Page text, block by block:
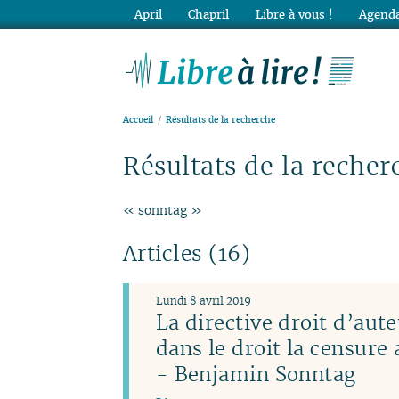
Accueil Résultats de la recherche
Résultats de la
« sonntag »
Articles (16)
La directive droit
dans le droit la censure
- Benjamin Sonntag
Lundi 8 avril 2019
April Chapril Libre à vous !